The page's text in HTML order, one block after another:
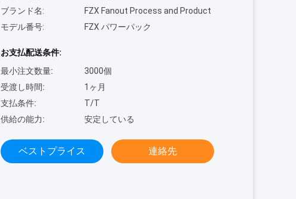
ブランド名:
FZX Fanout Process and Product
モデル番号:
FZX パワーパック
お支払配送条件:
最小注文数量:
3000個
受渡し時間:
1ヶ月
支払条件:
T/T
供給の能力:
安定している
ベストプライス 連絡先